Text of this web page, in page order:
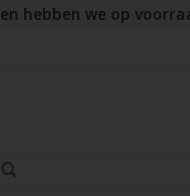
hebben we op